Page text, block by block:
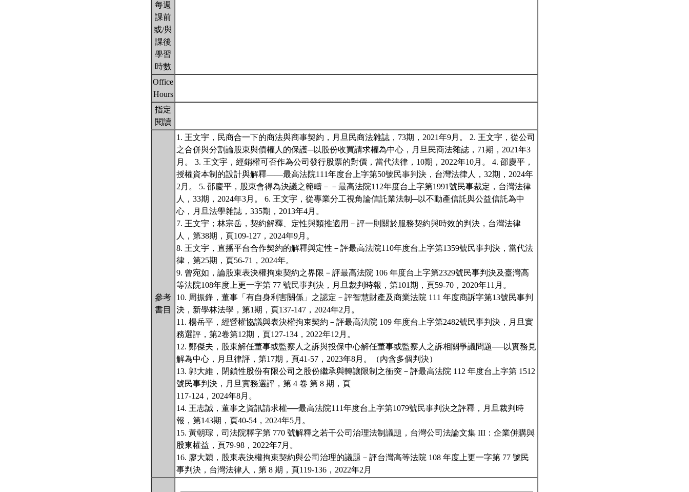
每週
課前
或/與
課後
學習
時數
Office
Hours
指定
閱讀
參考
書目
1. 王文宇，民商合一下的商法與商事契約，月旦民商法雜誌，73期，2021年9月。 2. 王文宇，從公司
之合併與分割論股東與債權人的保護─以股份收買請求權為中心，月旦民商法雜誌，71期，2021年3
月。 3. 王文宇，經銷權可否作為公司發行股票的對價，當代法律，10期，2022年10月。 4. 邵慶平，
授權資本制的設計與解釋——最高法院111年度台上字第50號民事判決，台灣法律人，32期，2024年
2月。 5. 邵慶平，股東會得為決議之範疇－－最高法院112年度台上字第1991號民事裁定，台灣法律
人，33期，2024年3月。 6. 王文宇，從專業分工視角論信託業法制─以不動產信託與公益信託為中
心，月旦法學雜誌，335期，2013年4月。
7. 王文宇；林宗岳，契約解釋、定性與類推適用－評一則關於服務契約與時效的判決，台灣法律
人，第38期，頁109-127，2024年9月。
8. 王文宇，直播平台合作契約的解釋與定性－評最高法院110年度台上字第1359號民事判決，當代法
律，第25期，頁56-71，2024年。
9. 曾宛如，論股東表決權拘束契約之界限－評最高法院 106 年度台上字第2329號民事判決及臺灣高
等法院108年度上更一字第 77 號民事判決，月旦裁判時報，第101期，頁59-70，2020年11月。
10. 周振鋒，董事「有自身利害關係」之認定－評智慧財產及商業法院 111 年度商訴字第13號民事判
決，新學林法學，第1期，頁137-147，2024年2月。
11. 楊岳平，經營權協議與表決權拘束契約－評最高法院 109 年度台上字第2482號民事判決，月旦實
務選評，第2卷第12期，頁127-134，2022年12月。
12. 鄭傑夫，股東解任董事或監察人之訴與投保中心解任董事或監察人之訴相關爭議問題──以實務見
解為中心，月旦律評，第17期，頁41-57，2023年8月。（內含多個判決）
13. 郭大維，閉鎖性股份有限公司之股份繼承與轉讓限制之衝突－評最高法院 112 年度台上字第 1512
號民事判決，月旦實務選評，第 4 卷 第 8 期，頁
117-124，2024年8月。
14. 王志誠，董事之資訊請求權──最高法院111年度台上字第1079號民事判決之評釋，月旦裁判時
報，第143期，頁40-54，2024年5月。
15. 黃朝琮，司法院釋字第 770 號解釋之若干公司治理法制議題，台灣公司法論文集 III：企業併購與
股東權益，頁79-98，2022年7月。
16. 廖大穎，股東表決權拘束契約與公司治理的議題－評台灣高等法院 108 年度上更一字第 77 號民
事判決，台灣法律人，第 8 期，頁119-136，2022年2月